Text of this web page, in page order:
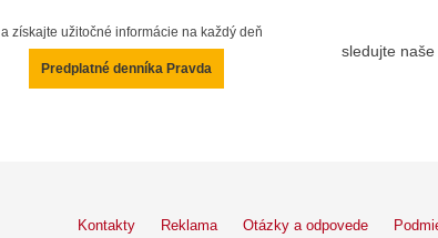
a získajte užitočné informácie na každý deň
Predplatné denníka Pravda
sledujte
Kontakty Reklama Otázky a odpovede